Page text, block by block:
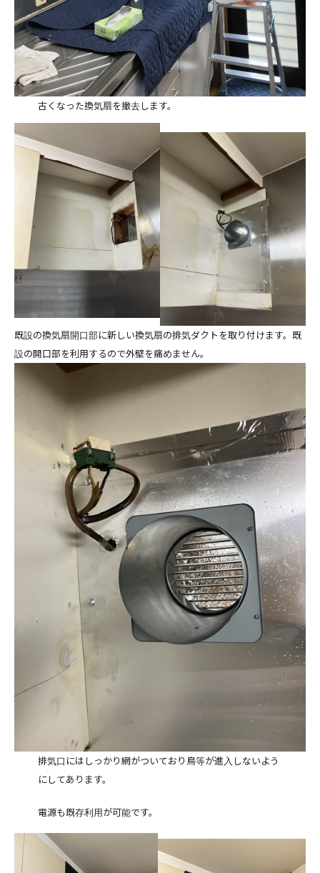
古くなった換気扇を撤去します。
既設の換気扇開口部に新しい換気扇の排気ダクトを取り付けます。既
設の開口部を利用するので外壁を痛めません。
排気口にはしっかり網がついており鳥等が進入しないよう
にしてあります。
電源も既存利用が可能です。